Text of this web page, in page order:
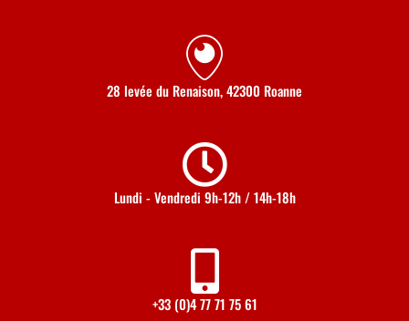
28 levée du Renaison, 42300 Roanne
Lundi - Vendredi 9h-12h / 14h-18h
+33 (0)4 77 71 75 61